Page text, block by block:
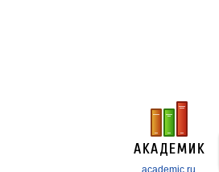
academic.ru